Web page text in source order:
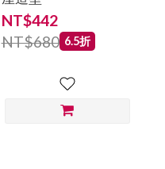
NT$442
NT$680 6.5折